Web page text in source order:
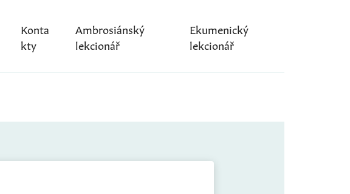
Konta
kty
Ambrosiánský
lekcionář
Ekumenický
lekcionář